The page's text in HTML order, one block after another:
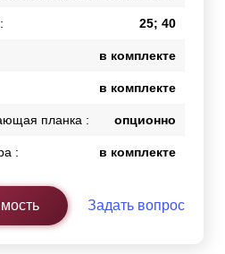
25; 40
в комплекте
в комплекте
планка : опционно
: в комплекте
Задать вопрос